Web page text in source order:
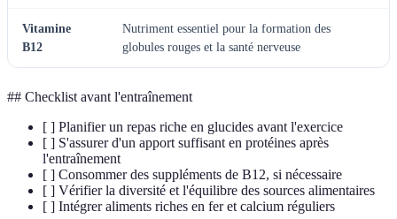
Vitamine
B12
Nutriment essentiel pour la formation des
globules rouges et la santé nerveuse
## Checklist avant l'entraînement
[ ] Planifier un repas riche en glucides avant l'exercice
[ ] S'assurer d'un apport suffisant en protéines après
l'entraînement
[ ] Consommer des suppléments de B12, si nécessaire
[ ] Vérifier la diversité et l'équilibre des sources alimentaires
[ ] Intégrer aliments riches en fer et calcium réguliers